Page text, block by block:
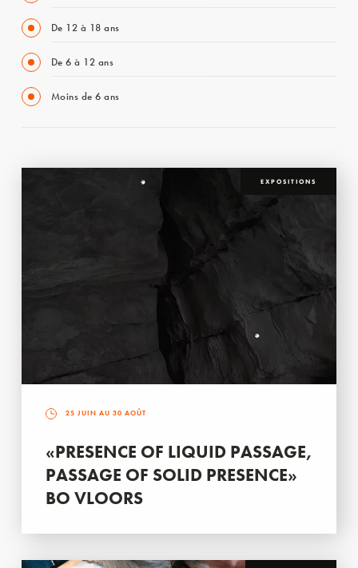
De 12 à 18 ans
De 6 à 12 ans
Moins de 6 ans
EXPOSITIONS
25 JUIN AU 30 AOÛT
«PRESENCE OF LIQUID PASSAGE,
PASSAGE OF SOLID PRESENCE»
BO VLOORS